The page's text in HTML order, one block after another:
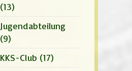
(13)
Jugendabteilung
(9)
KKS-Club (17)